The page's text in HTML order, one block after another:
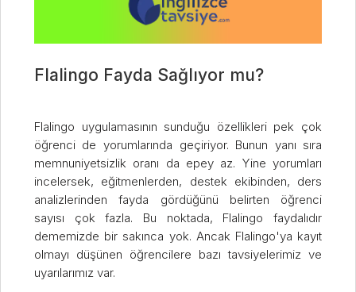
Flalingo Fayda Sağlıyor mu?
Flalingo uygulamasının sunduğu özellikleri pek çok
öğrenci de yorumlarında geçiriyor. Bunun yanı sıra
memnuniyetsizlik oranı da epey az. Yine yorumları
incelersek, eğitmenlerden, destek ekibinden, ders
analizlerinden fayda gördüğünü belirten öğrenci
sayısı çok fazla. Bu noktada, Flalingo faydalıdır
dememizde bir sakınca yok. Ancak Flalingo'ya kayıt
olmayı düşünen öğrencilere bazı tavsiyelerimiz ve
uyarılarımız var.